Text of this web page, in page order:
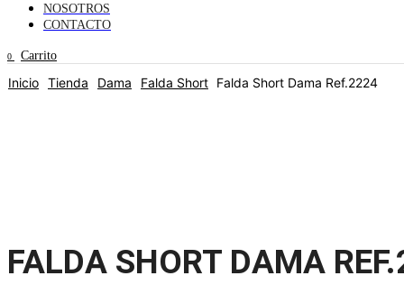
NOSOTROS
CONTACTO
0 Carrito
Inicio Tienda Dama Falda Short Falda Short Dama Ref.2224
FALDA SHORT DAMA